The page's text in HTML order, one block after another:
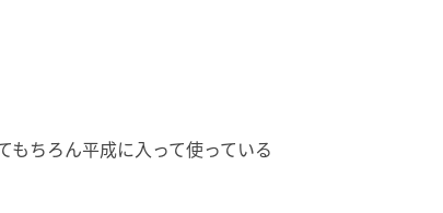
ちろん平成に入って使っている